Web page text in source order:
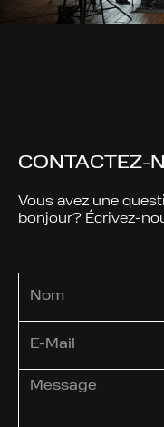
CONTACTEZ-
Vous avez une
bonjour? Écrivez-